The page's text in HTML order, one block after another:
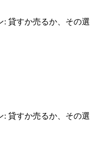
貸すか売るか、その選
貸すか売るか、その選